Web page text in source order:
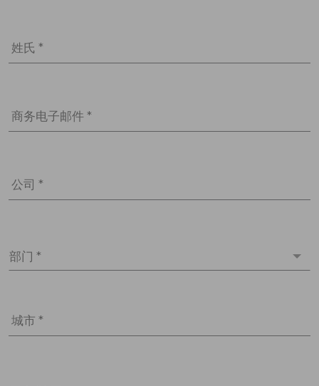
姓氏 *
商务电子邮件 *
公司 *
部门 *
城市 *